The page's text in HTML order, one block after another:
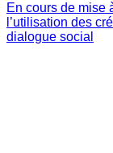
En cours de mise
l’utilisation des
dialogue social